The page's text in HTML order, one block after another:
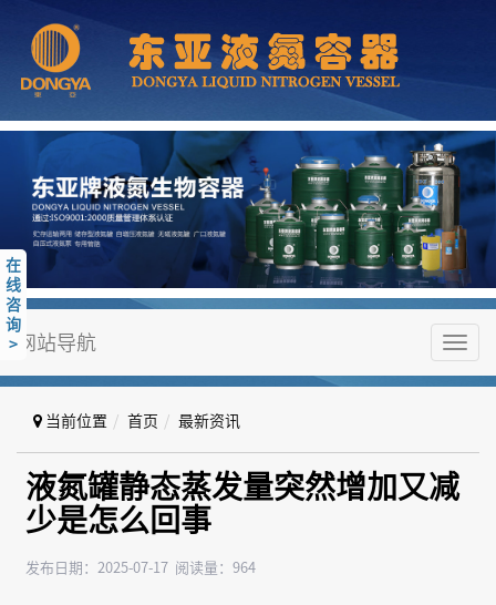
网站导航
当前位置 首页 最新资讯
液氮罐静态蒸发量突然增加又减
少是怎么回事
发布日期：2025-07-17 阅读量：964
在
线
咨
询
>